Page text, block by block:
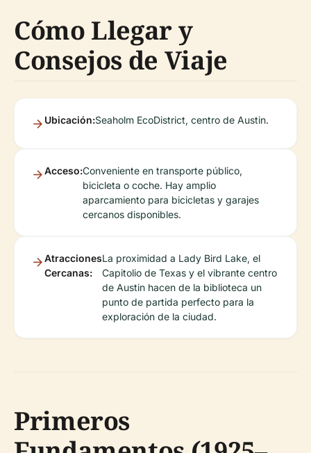
Cómo Llegar y
Consejos de Viaje
Ubicación:Seaholm EcoDistrict, centro de Austin.
Acceso:Conveniente en transporte público,
bicicleta o coche. Hay amplio
aparcamiento para bicicletas y garajes
cercanos disponibles.
Atracciones
Cercanas:
La proximidad a Lady Bird Lake, el
Capitolio de Texas y el vibrante centro
de Austin hacen de la biblioteca un
punto de partida perfecto para la
exploración de la ciudad.
Primeros